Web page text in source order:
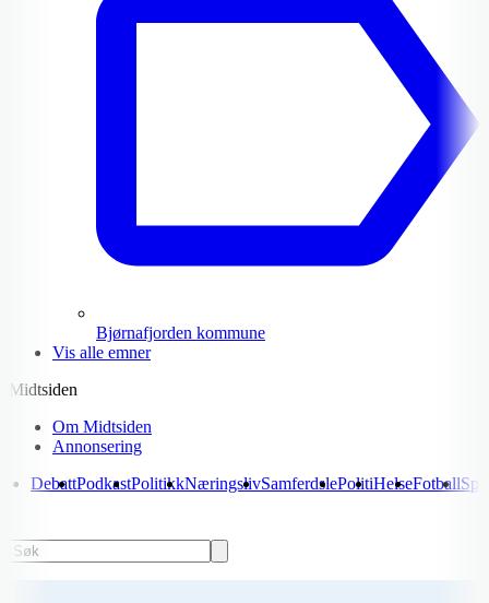
Bjørnafjorden kommune
Vis alle emner
Midtsiden
Om Midtsiden
Annonsering
DebattPodkastPolitikkNæringslivSamferdslePolitiHelseFotball